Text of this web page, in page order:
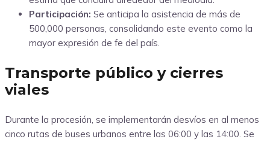
Participación: Se anticipa la asistencia de más de
500,000 personas, consolidando este evento como la
mayor expresión de fe del país.
Transporte público y cierres
viales
Durante la procesión, se implementarán desvíos en al menos
cinco rutas de buses urbanos entre las 06:00 y las 14:00. Se